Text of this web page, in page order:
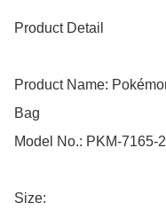
Product Detail
Product Name:
Bag
Model No.: PKM-7165-2
Size: